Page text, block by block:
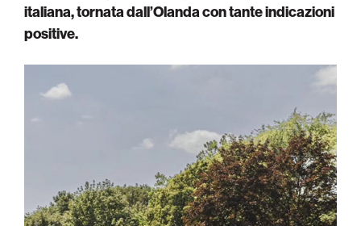
italiana, tornata dall’Olanda con tante indicazioni
positive.